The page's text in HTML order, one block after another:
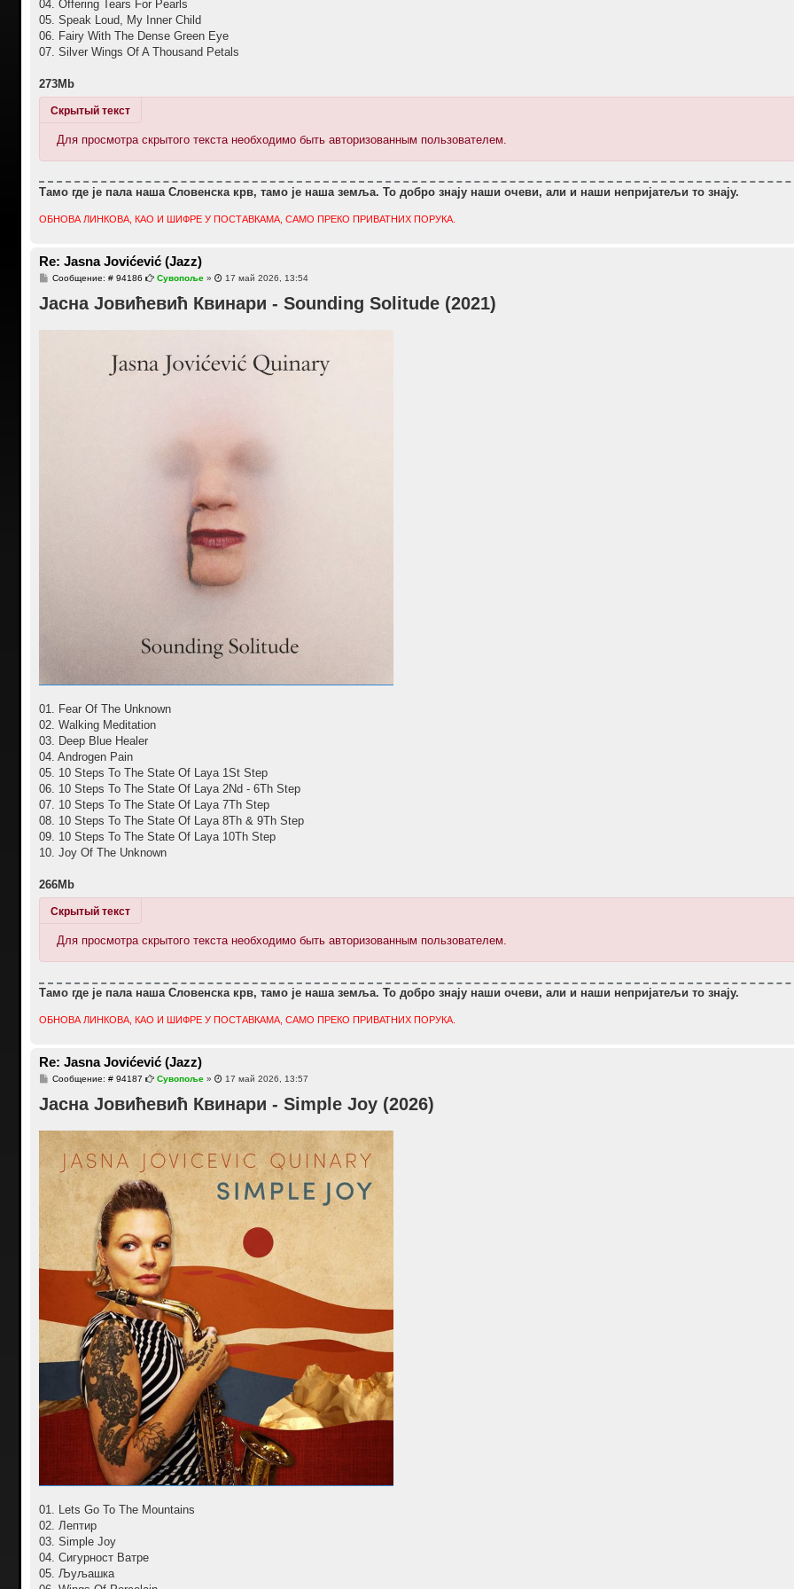
04. Offering Tears For Pearls
05. Speak Loud, My Inner Child
06. Fairy With The Dense Green Eye
07. Silver Wings Of A Thousand Petals
273Mb
Скрытый текст
Для просмотра скрытого текста необходимо быть авторизованным пользователем.
Тамо где је пала наша Словенска крв, тамо је наша земља. То добро знају наши очеви, али и наши непријатељи то знају.
ОБНОВА ЛИНКОВА, КАО И ШИФРЕ У ПОСТАВКАМА, САМО ПРЕКО ПРИВАТНИХ ПОРУКА.
Re: Jasna Jovićević (Jazz)
Сообщение: # 94186 С
о
б
е
е
Сувопоље » 17 май 2026, 13:54
Јасна Јовићевић Квинари - Sounding Solitude (2021)
01. Fear Of The Unknown
02. Walking Meditation
03. Deep Blue Healer
04. Androgen Pain
05. 10 Steps To The State Of Laya 1St Step
06. 10 Steps To The State Of Laya 2Nd - 6Th Step
07. 10 Steps To The State Of Laya 7Th Step
08. 10 Steps To The State Of Laya 8Th & 9Th Step
09. 10 Steps To The State Of Laya 10Th Step
10. Joy Of The Unknown
266Mb
Скрытый текст
Для просмотра скрытого текста необходимо быть авторизованным пользователем.
Тамо где је пала наша Словенска крв, тамо је наша земља. То добро знају наши очеви, али и наши непријатељи то знају.
ОБНОВА ЛИНКОВА, КАО И ШИФРЕ У ПОСТАВКАМА, САМО ПРЕКО ПРИВАТНИХ ПОРУКА.
Re: Jasna Jovićević (Jazz)
Сообщение: # 94187 С
о
б
е
н
и
Сувопоље » 17 май 2026, 13:57
Јасна Јовићевић Квинари - Simple Joy (2026)
01. Lets Go To The Mountains
02. Лептир
03. Simple Joy
04. Сигурност Ватре
05. Љуљашка